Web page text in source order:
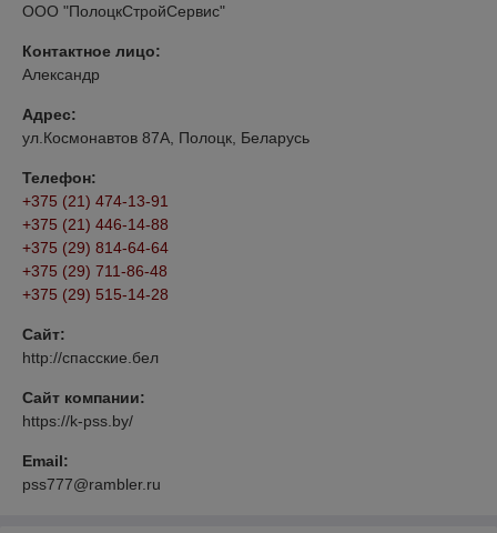
ООО "ПолоцкСтройСервис"
Контактное лицо:
Александр
Адрес:
ул.Космонавтов 87А, Полоцк, Беларусь
Телефон:
+375 (21) 474-13-91
+375 (21) 446-14-88
+375 (29) 814-64-64
+375 (29) 711-86-48
+375 (29) 515-14-28
Сайт:
http://спасские.бел
Сайт компании:
https://k-pss.by/
Email:
pss777@rambler.ru